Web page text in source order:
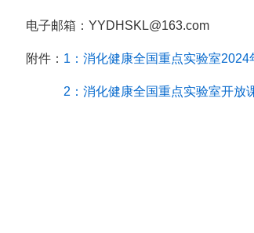
电子邮箱：YYDHSKL@163.com
附件： 1：消化健康全国重点实验室
2：消化健康全国重点实验室开放